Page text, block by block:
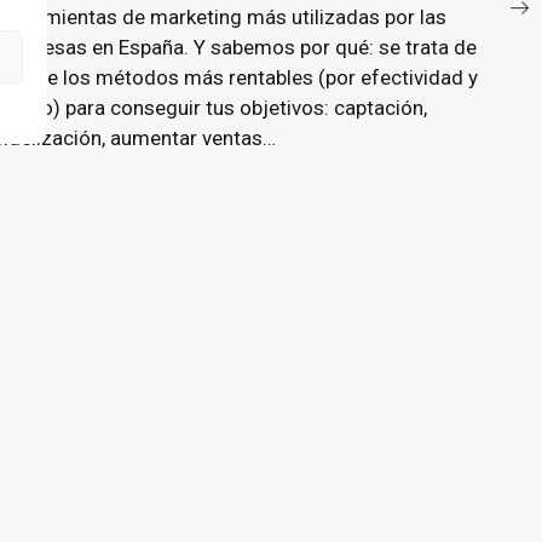
herramientas de marketing más utilizadas por las
empresas en España. Y sabemos por qué: se trata de
uno de los métodos más rentables (por efectividad y
precio) para conseguir tus objetivos: captación,
fidelización, aumentar ventas…